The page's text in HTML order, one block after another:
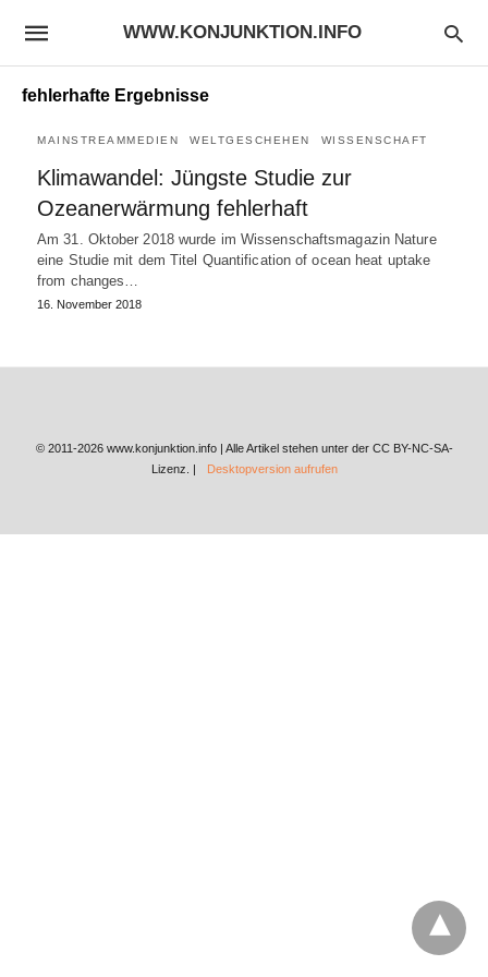
WWW.KONJUNKTION.INFO
fehlerhafte Ergebnisse
MAINSTREAMMEDIEN WELTGESCHEHEN WISSENSCHAFT
Klimawandel: Jüngste Studie zur
Ozeanerwärmung fehlerhaft
Am 31. Oktober 2018 wurde im Wissenschaftsmagazin Nature
eine Studie mit dem Titel Quantification of ocean heat uptake
from changes…
16. November 2018
© 2011-2026 www.konjunktion.info | Alle Artikel stehen unter der CC BY-NC-SA-
Lizenz. |
Desktopversion aufrufen